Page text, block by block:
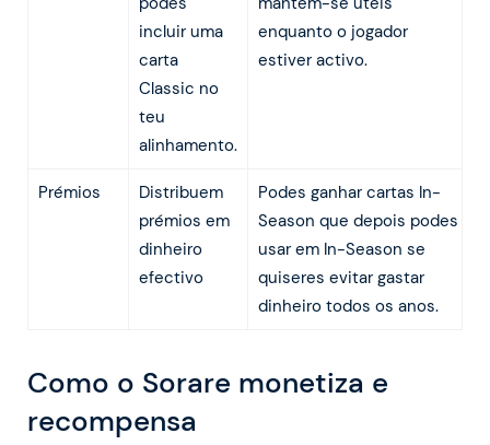
incluir uma
carta
Classic no
teu
alinhamento.
enquanto o jogador
estiver activo.
Prémios
Distribuem
prémios em
dinheiro
efectivo
Podes ganhar cartas In-
Season que depois podes
usar em In-Season se
quiseres evitar gastar
dinheiro todos os anos.
Como o Sorare monetiza e
recompensa